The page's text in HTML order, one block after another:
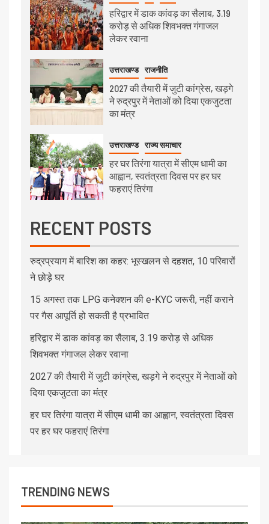
हरिद्वार में डाक कांवड़ का सैलाब, 3.19
करोड़ से अधिक शिवभक्त गंगाजल
लेकर रवाना
उत्तराखण्ड राजनीति
2027 की तैयारी में जुटी कांग्रेस, खड़गे
ने रुद्रपुर में नेताओं को दिया एकजुटता
का मंत्र
उत्तराखण्ड राज्य समाचार
हर घर तिरंगा यात्रा में सीएम धामी का
आह्वान, स्वतंत्रता दिवस पर हर घर
फहराएं तिरंगा
RECENT POSTS
रुद्रप्रयाग में बारिश का कहर: भूस्खलन से दहशत, 10 परिवारों
ने छोड़े घर
15 अगस्त तक LPG कनेक्शन की e-KYC जरूरी, नहीं कराने
पर गैस आपूर्ति हो सकती है प्रभावित
हरिद्वार में डाक कांवड़ का सैलाब, 3.19 करोड़ से अधिक
शिवभक्त गंगाजल लेकर रवाना
2027 की तैयारी में जुटी कांग्रेस, खड़गे ने रुद्रपुर में नेताओं को
दिया एकजुटता का मंत्र
हर घर तिरंगा यात्रा में सीएम धामी का आह्वान, स्वतंत्रता दिवस
पर हर घर फहराएं तिरंगा
TRENDING NEWS